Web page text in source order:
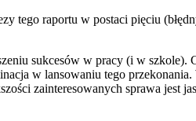
tego raportu w postaci pięciu
sukcesów w pracy (i w
w lansowaniu tego
zainteresowanych sprawa jest